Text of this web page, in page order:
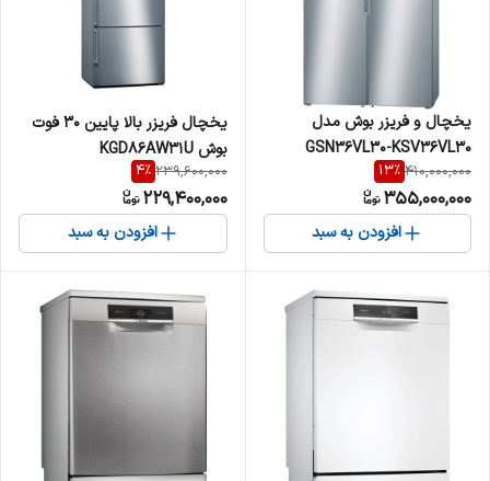
یخچال و فریزر بوش مدل
GSN36VL30-KSV36VL30
410,000,000
13%
355,000,000
افزودن به سبد
یخچال فریزر بالا پایین 30 فوت
بوش KGD86AW31U
239,600,000
4%
229,400,000
افزودن به سبد